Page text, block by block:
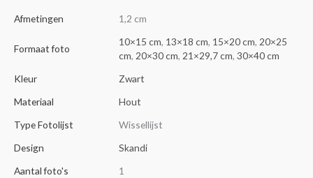
Afmetingen
1,2 cm
Formaat foto
10×15 cm, 13×18 cm, 15×20 cm, 20×25
cm, 20×30 cm, 21×29,7 cm, 30×40 cm
Kleur
Zwart
Materiaal
Hout
Type Fotolijst
Wissellijst
Design
Skandi
Aantal foto's
1